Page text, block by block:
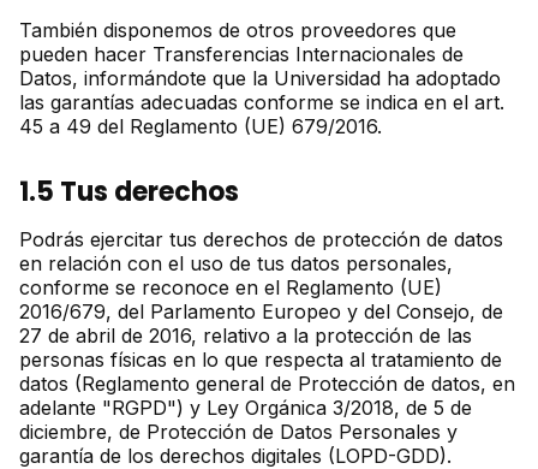
También disponemos de otros proveedores que
pueden hacer Transferencias Internacionales de
Datos, informándote que la Universidad ha adoptado
las garantías adecuadas conforme se indica en el art.
45 a 49 del Reglamento (UE) 679/2016.
1.5 Tus derechos
Podrás ejercitar tus derechos de protección de datos
en relación con el uso de tus datos personales,
conforme se reconoce en el Reglamento (UE)
2016/679, del Parlamento Europeo y del Consejo, de
27 de abril de 2016, relativo a la protección de las
personas físicas en lo que respecta al tratamiento de
datos (Reglamento general de Protección de datos, en
adelante "RGPD") y Ley Orgánica 3/2018, de 5 de
diciembre, de Protección de Datos Personales y
garantía de los derechos digitales (LOPD-GDD).